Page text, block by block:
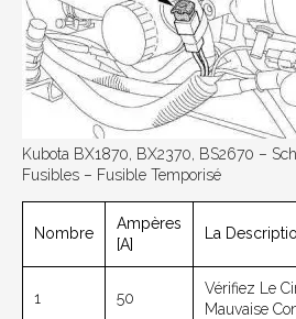
Kubota BX1870, BX2370, BS2670 –
Fusibles – Fusible Temporisé
Nombre
Ampères
[A]
La
1 50
Vérifiez Le
Mauvaise